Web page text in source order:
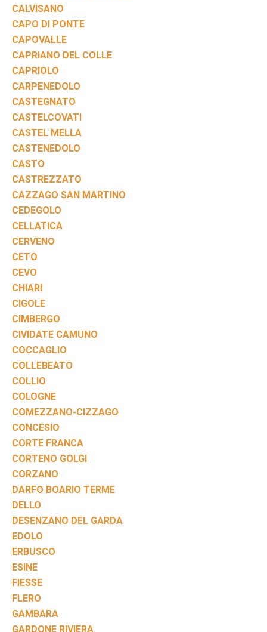
CALVISANO
CAPO DI PONTE
CAPOVALLE
CAPRIANO DEL COLLE
CAPRIOLO
CARPENEDOLO
CASTEGNATO
CASTELCOVATI
CASTEL MELLA
CASTENEDOLO
CASTO
CASTREZZATO
CAZZAGO SAN MARTINO
CEDEGOLO
CELLATICA
CERVENO
CETO
CEVO
CHIARI
CIGOLE
CIMBERGO
CIVIDATE CAMUNO
COCCAGLIO
COLLEBEATO
COLLIO
COLOGNE
COMEZZANO-CIZZAGO
CONCESIO
CORTE FRANCA
CORTENO GOLGI
CORZANO
DARFO BOARIO TERME
DELLO
DESENZANO DEL GARDA
EDOLO
ERBUSCO
ESINE
FIESSE
FLERO
GAMBARA
GARDONE RIVIERA